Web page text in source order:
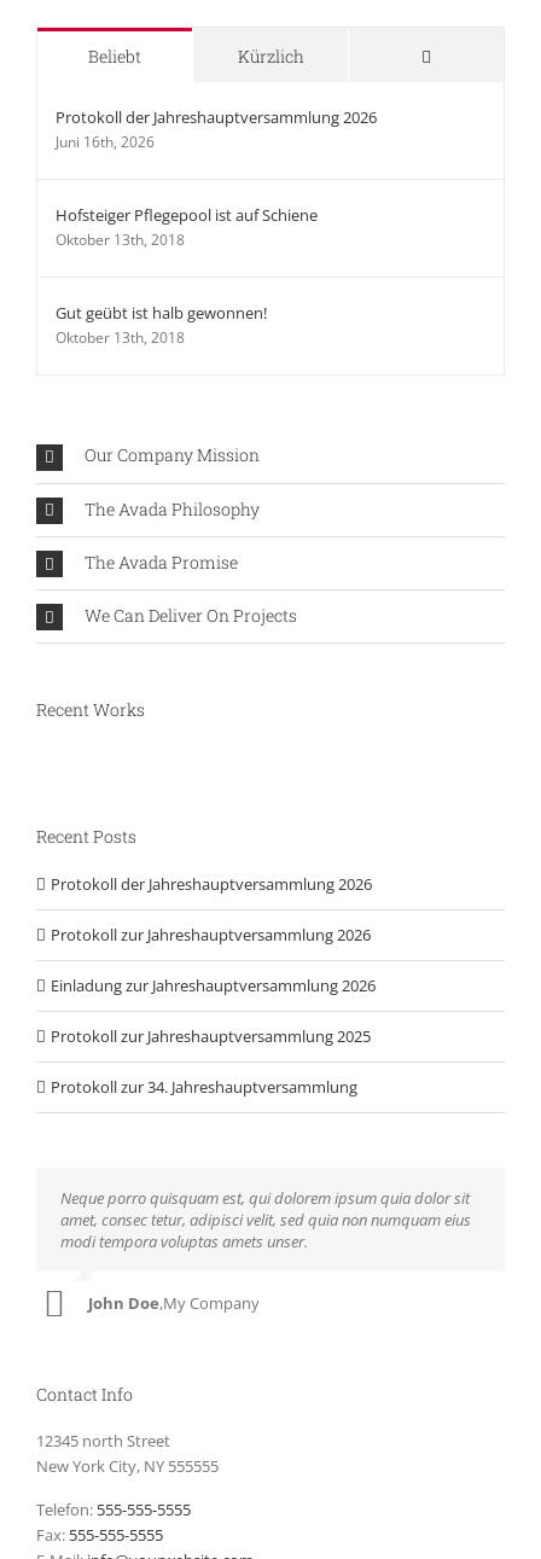
Beliebt Kürzlich
Protokoll der Jahreshauptversammlung 2026
Juni 16th, 2026
Hofsteiger Pflegepool ist auf Schiene
Oktober 13th, 2018
Gut geübt ist halb gewonnen!
Oktober 13th, 2018
Our Company Mission
The Avada Philosophy
The Avada Promise
We Can Deliver On Projects
Recent Works
Recent Posts
Protokoll der Jahreshauptversammlung 2026
Protokoll zur Jahreshauptversammlung 2026
Einladung zur Jahreshauptversammlung 2026
Protokoll zur Jahreshauptversammlung 2025
Protokoll zur 34. Jahreshauptversammlung
Neque porro quisquam est, qui dolorem ipsum quia dolor sit
amet, consec tetur, adipisci velit, sed quia non numquam eius
modi tempora voluptas amets unser.
John Doe,My Company
Aliquam erat volutpat. Quisque at est id ligula facilisis laoreet
eget pulvinar nibh. Suspendisse at ultrices dui. Curabitur ac
felis arcu sadips ipsums fugiats nemis.
Luke Beck,Theme Fusion
Contact Info
12345 north Street
New York City, NY 555555
Telefon: 555-555-5555
Fax: 555-555-5555